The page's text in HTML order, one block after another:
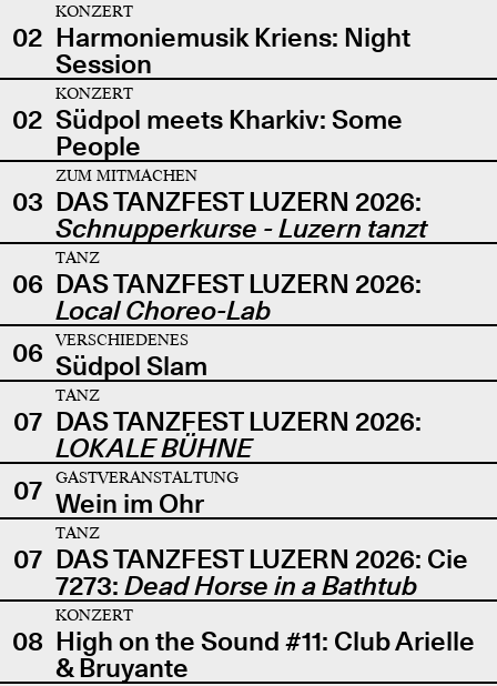
02
KONZERT
Harmoniemusik Kriens: Night
Session
02
KONZERT
Südpol meets Kharkiv: Some
People
03
ZUM MITMACHEN
DAS TANZFEST LUZERN 2026:
Schnupperkurse - Luzern tanzt
06
TANZ
DAS TANZFEST LUZERN 2026:
Local Choreo-Lab
06
VERSCHIEDENES
Südpol Slam
07
TANZ
DAS TANZFEST LUZERN 2026:
LOKALE BÜHNE
07
GASTVERANSTALTUNG
Wein im Ohr
07
TANZ
DAS TANZFEST LUZERN 2026: Cie
7273: Dead Horse in a Bathtub
08
KONZERT
High on the Sound #11: Club Arielle
& Bruyante